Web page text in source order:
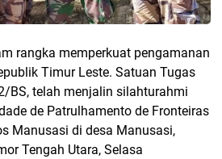
rangka memperkuat pengamanan
Timur Leste. Satuan Tugas
BS, telah menjalin silahturahmi
de Patrulhamento de Fronteiras
Manusasi di desa Manusasi,
Tengah Utara, Selasa